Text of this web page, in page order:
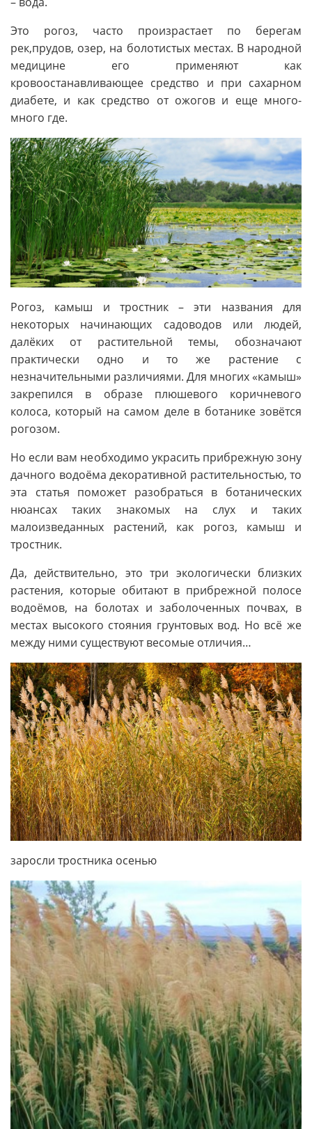
Это рогоз, часто произрастает по берегам
рек,прудов, озер, на болотистых местах. В народной
медицине его применяют как
кровоостанавливающее средство и при сахарном
диабете, и как средство от ожогов и еще много-
много где.
Рогоз, камыш и тростник – эти названия для
некоторых начинающих садоводов или людей,
далёких от растительной темы, обозначают
практически одно и то же растение с
незначительными различиями. Для многих «камыш»
закрепился в образе плюшевого коричневого
колоса, который на самом деле в ботанике зовётся
рогозом.
Но если вам необходимо украсить прибрежную зону
дачного водоёма декоративной растительностью, то
эта статья поможет разобраться в ботанических
нюансах таких знакомых на слух и таких
малоизведанных растений, как рогоз, камыш и
тростник.
Да, действительно, это три экологически близких
растения, которые обитают в прибрежной полосе
водоёмов, на болотах и заболоченных почвах, в
местах высокого стояния грунтовых вод. Но всё же
между ними существуют весомые отличия…
заросли тростника осенью